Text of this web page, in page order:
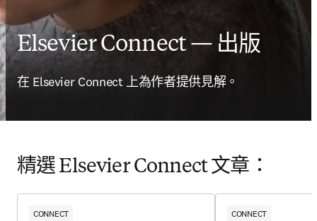
Elsevier Connect — 出版
在 Elsevier Connect 上為作者提供見解。
精選 Elsevier Connect 文章：
CONNECT CONNECT